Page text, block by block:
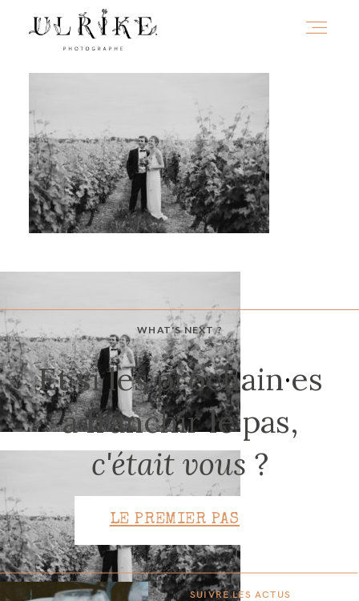
WHAT'S NEXT ?
SUIVRE LES ACTUS
Et si les prochain·es
à franchir le pas,
c'était vous ?
LE PREMIER PAS
A PROPOS
PORTFOLIO
JOURNAL
CONTACT